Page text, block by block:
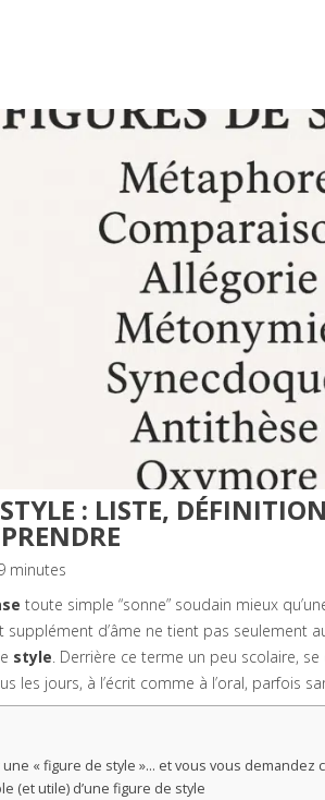
: LISTE,
minutes
toute simple “sonne” soudain mieux
d’âme ne tient pas seulement
style . Derrière ce terme un peu scolaire,
les jours, à l’écrit comme à l’oral, parfois
« figure de style »… et vous vous demandez
(et utile) d’une figure de style